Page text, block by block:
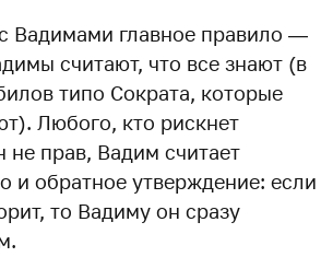
Вадимами главное правило —
считают, что все знают (в
типо Сократа, которые
Любого, кто рискнет
не прав, Вадим считает
и обратное утверждение: если
то Вадиму он сразу